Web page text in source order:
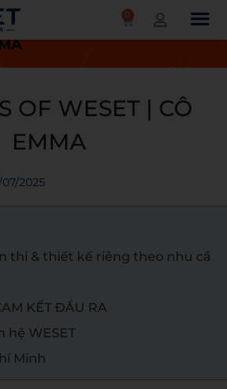
0
Life
HUMANS OF
OF WESET | CÔ
EMMA
2025
thi & thiết kế riêng theo nhu cầ
KẾT ĐẦU RA
hệ WESET
Minh